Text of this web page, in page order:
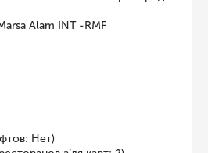
Alam INT -RMF
Нет)